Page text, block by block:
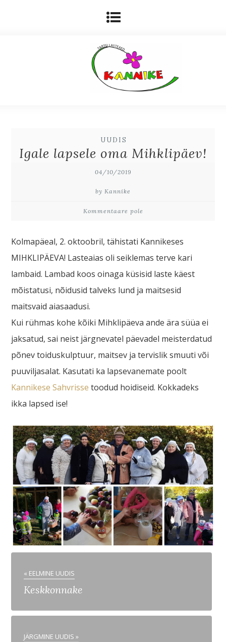
UUDIS
Igale lapsele oma Mihklipäev!
04/10/2019
by Kannike
Kommentaare pole
Kolmapäeal, 2. oktoobril, tähistati Kannikeses
MIHKLIPÄEVA! Lasteaias oli seiklemas terve kari
lambaid. Lambad koos oinaga küsisid laste käest
mõistatusi, nõidusid talveks lund ja maitsesid
maitsvaid aiasaadusi.
Kui rühmas kohe kõiki Mihklipäeva ande ära süüa ei
jaksatud, sai neist järgnevatel päevadel meisterdatud
põnev toiduskulptuur, maitsev ja tervislik smuuti või
puuviljasalat. Kasutati ka lapsevanemate poolt
Kannikese Sahvrisse toodud hoidiseid. Kokkadeks
ikka lapsed ise!
« EELMINE UUDIS
Keskkonnake
JÄRGMINE UUDIS »